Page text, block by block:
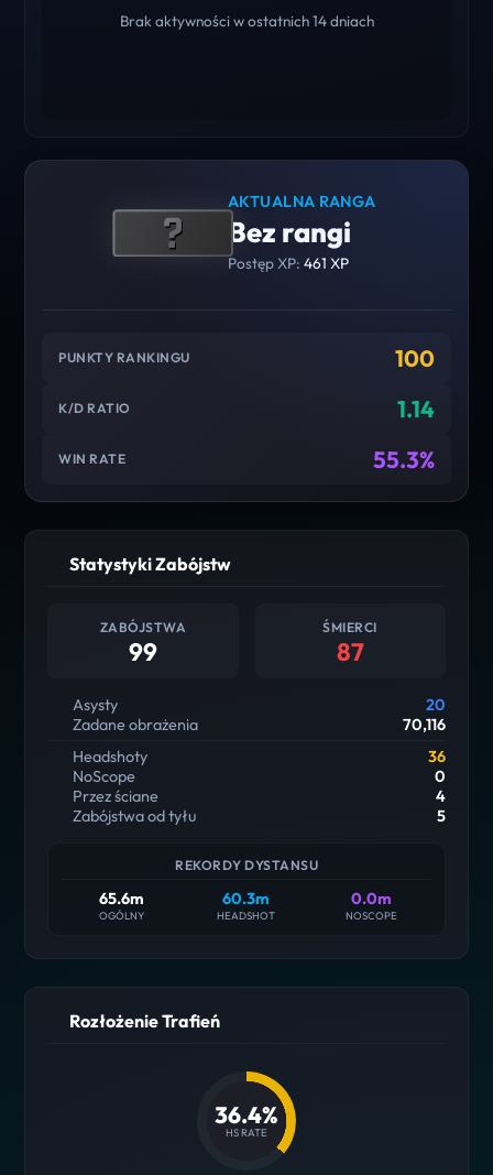
Brak aktywności w ostatnich 14 dniach
AKTUALNA RANGA
Bez rangi
Postęp XP: 461 XP
PUNKTY RANKINGU 100
K/D RATIO 1.14
WIN RATE 55.3%
Statystyki Zabójstw
ZABÓJSTWA
99
ŚMIERCI
87
Asysty
20
Zadane obrażenia
70,116
Headshoty
36
NoScope
0
Przez ściane
4
Zabójstwa od tyłu
5
REKORDY DYSTANSU
65.6m
OGÓLNY
60.3m
HEADSHOT
0.0m
NOSCOPE
Rozłożenie Trafień
36.4%
HS RATE